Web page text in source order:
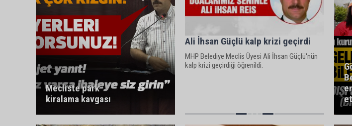
Mecliste park
kiralama kavgası
Ali İhsan Güçlü kalp krizi geçirdi
MHP Belediye Meclis Üyesi Ali İhsan Güçlü'nün
kalp krizi geçirdiği öğrenildi.